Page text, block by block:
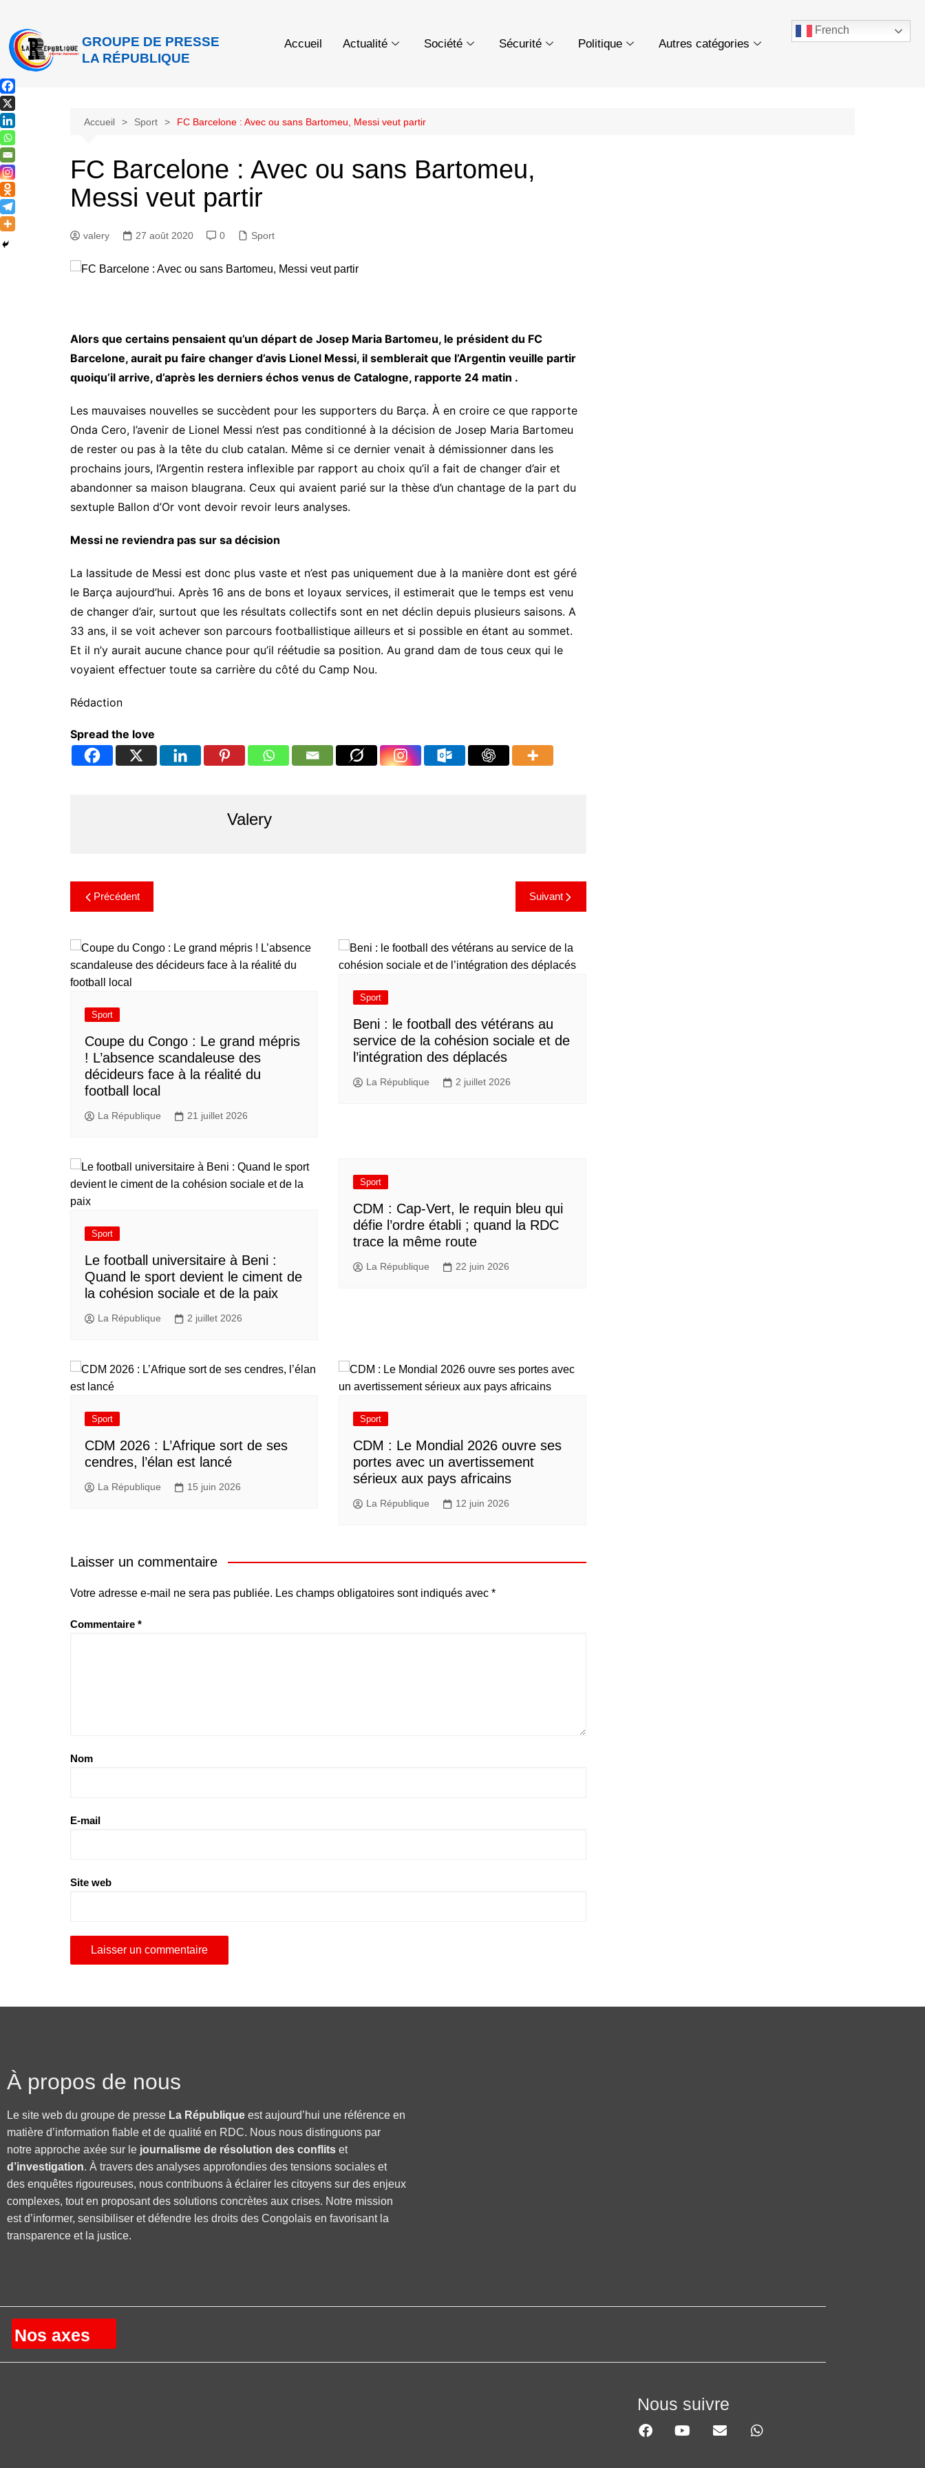
GROUPE DE PRESSE
LA RÉPUBLIQUE
Accueil Actualité Société Sécurité Politique Autres catégories
French
Accueil Sport FC Barcelone : Avec ou sans Bartomeu, Messi veut partir
FC Barcelone : Avec ou sans Bartomeu,
Messi veut partir
valery 27 août 2020 0 Sport
Alors que certains pensaient qu’un départ de Josep Maria Bartomeu, le président du FC
Barcelone, aurait pu faire changer d’avis Lionel Messi, il semblerait que l’Argentin veuille partir
quoiqu’il arrive, d’après les derniers échos venus de Catalogne, rapporte 24 matin .
Les mauvaises nouvelles se succèdent pour les supporters du Barça. À en croire ce que rapporte
Onda Cero, l’avenir de Lionel Messi n’est pas conditionné à la décision de Josep Maria Bartomeu
de rester ou pas à la tête du club catalan. Même si ce dernier venait à démissionner dans les
prochains jours, l’Argentin restera inflexible par rapport au choix qu’il a fait de changer d’air et
abandonner sa maison blaugrana. Ceux qui avaient parié sur la thèse d’un chantage de la part du
sextuple Ballon d’Or vont devoir revoir leurs analyses.
Messi ne reviendra pas sur sa décision
La lassitude de Messi est donc plus vaste et n’est pas uniquement due à la manière dont est géré
le Barça aujourd’hui. Après 16 ans de bons et loyaux services, il estimerait que le temps est venu
de changer d’air, surtout que les résultats collectifs sont en net déclin depuis plusieurs saisons. A
33 ans, il se voit achever son parcours footballistique ailleurs et si possible en étant au sommet.
Et il n’y aurait aucune chance pour qu’il réétudie sa position. Au grand dam de tous ceux qui le
voyaient effectuer toute sa carrière du côté du Camp Nou.
Rédaction
Spread the love
Valery
Précédent Suivant
Sport
​Coupe du Congo : Le grand mépris
! L’absence scandaleuse des
décideurs face à la réalité du
football local
La République 21 juillet 2026
Sport
Beni : le football des vétérans au
service de la cohésion sociale et de
l’intégration des déplacés​
La République 2 juillet 2026
Sport
Le football universitaire à Beni :
Quand le sport devient le ciment de
la cohésion sociale et de la paix
La République 2 juillet 2026
Sport
CDM : Cap-Vert, le requin bleu qui
défie l’ordre établi ; quand la RDC
trace la même route
La République 22 juin 2026
Sport
CDM 2026 : L’Afrique sort de ses
cendres, l’élan est lancé
La République 15 juin 2026
Sport
CDM : Le Mondial 2026 ouvre ses
portes avec un avertissement
sérieux aux pays africains
La République 12 juin 2026
Laisser un commentaire
Votre adresse e-mail ne sera pas publiée. Les champs obligatoires sont indiqués avec *
Commentaire *
Nom
E-mail
Site web
À propos de nous
Le site web du groupe de presse La République est aujourd’hui une référence en
matière d’information fiable et de qualité en RDC. Nous nous distinguons par
notre approche axée sur le journalisme de résolution des conflits et
d’investigation. À travers des analyses approfondies des tensions sociales et
des enquêtes rigoureuses, nous contribuons à éclairer les citoyens sur des enjeux
complexes, tout en proposant des solutions concrètes aux crises. Notre mission
est d’informer, sensibiliser et défendre les droits des Congolais en favorisant la
transparence et la justice.
Nos axes
Nous suivre